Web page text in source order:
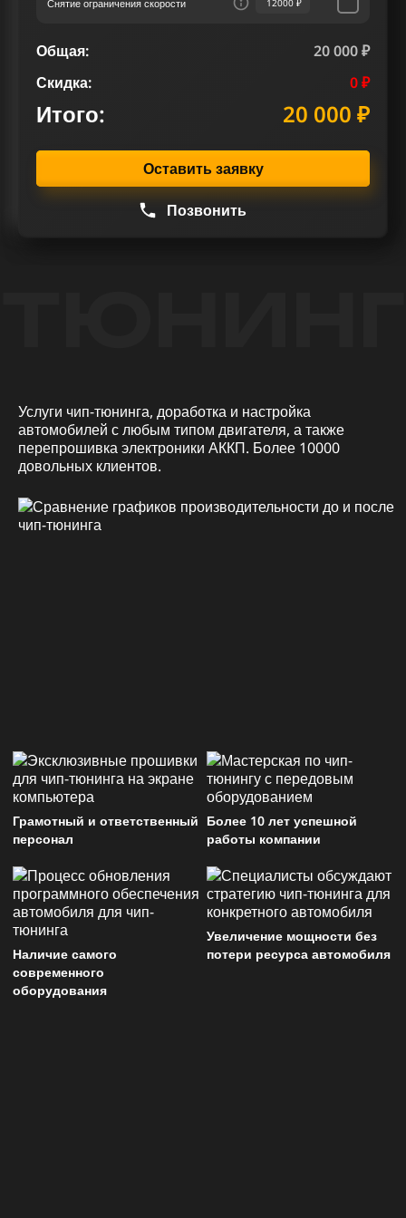
Снятие ограничения скорости 12000 ₽
Общая:
20 000 ₽
Скидка:
0 ₽
Итого: 20 000 ₽
Оставить заявку
Позвонить
Услуги чип-тюнинга, доработка и настройка
автомобилей с любым типом двигателя, а также
перепрошивка электроники АККП. Более 10000
довольных клиентов.
Грамотный и ответственный
персонал
Более 10 лет успешной
работы компании
Наличие самого
современного
оборудования
Увеличение мощности без
потери ресурса автомобиля